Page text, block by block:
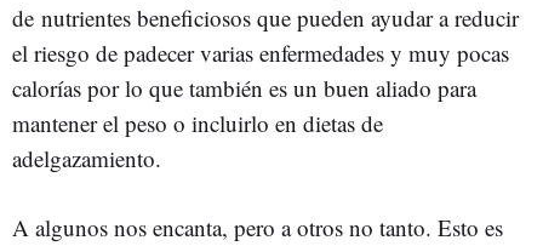
de nutrientes beneficiosos que pueden ayudar a reducir
el riesgo de padecer varias enfermedades y muy pocas
calorías por lo que también es un buen aliado para
mantener el peso o incluirlo en dietas de
adelgazamiento.
A algunos nos encanta, pero a otros no tanto. Esto es